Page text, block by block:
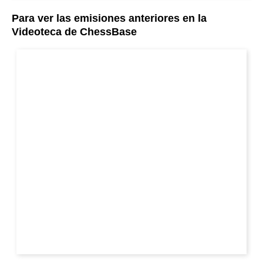
Para ver las emisiones anteriores en la
Videoteca de ChessBase